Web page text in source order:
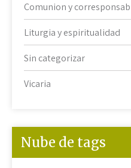
Comunion y
Liturgia y espiritualidad
Sin categorizar
Vicaria
Nube de tags